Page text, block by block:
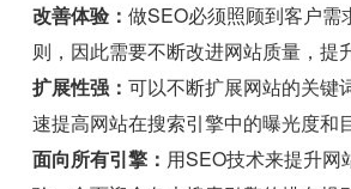
改善体验：做SEO必须照顾到客户需
则，因此需要不断改进网站质量，提
扩展性强：可以不断扩展网站的关键
速提高网站在搜索引擎中的曝光度和
面向所有引擎： 用SEO技术来提升网